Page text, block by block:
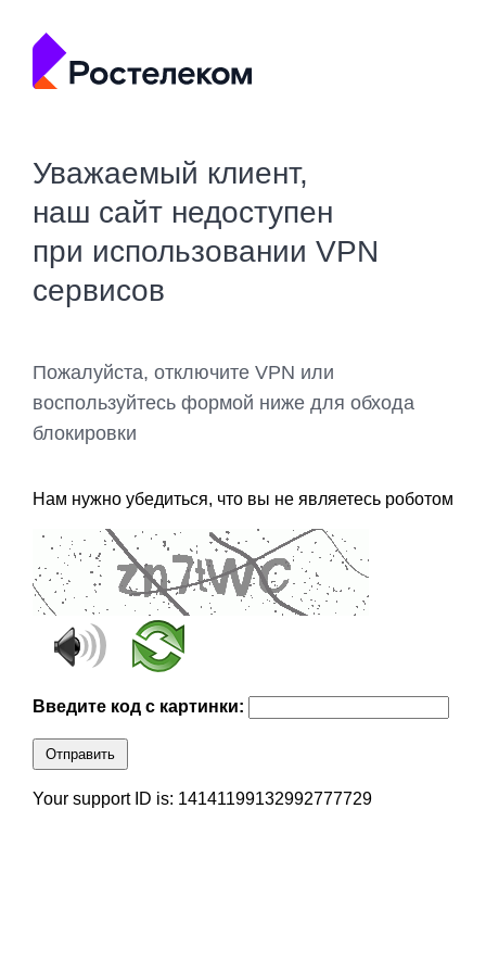
Уважаемый клиент,
наш сайт недоступен
при использовании VPN
сервисов
Пожалуйста, отключите VPN или
воспользуйтесь формой ниже для обхода
блокировки
Нам нужно убедиться, что вы не являетесь роботом
Введите код с картинки:
Отправить
Your support ID is: 14141199132992777729